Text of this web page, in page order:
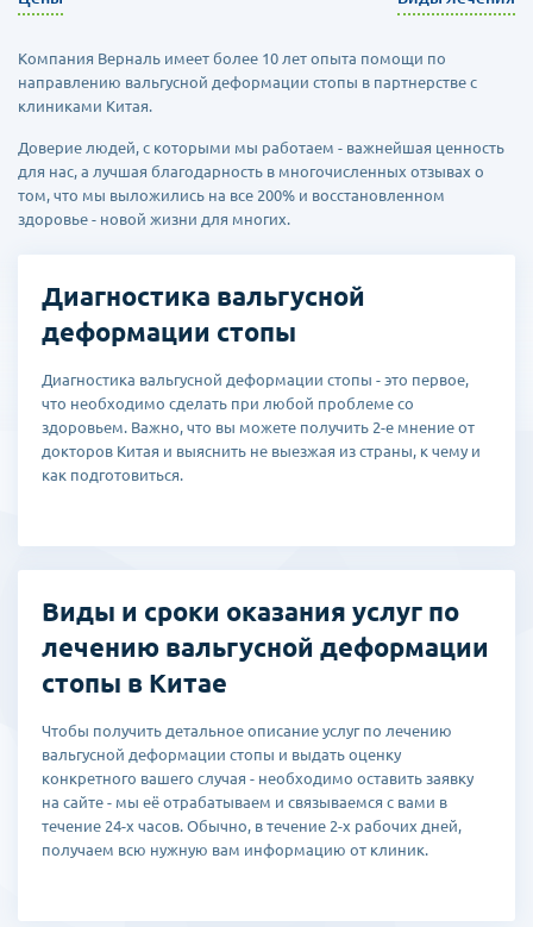
Компания Верналь имеет более 10 лет опыта помощи по
направлению вальгусной деформации стопы в партнерстве с
клиниками Китая.
Доверие людей, с которыми мы работаем - важнейшая ценность
для нас, а лучшая благодарность в многочисленных отзывах о
том, что мы выложились на все 200% и восстановленном
здоровье - новой жизни для многих.
Диагностика вальгусной
деформации стопы
Диагностика вальгусной деформации стопы - это первое,
что необходимо сделать при любой проблеме со
здоровьем. Важно, что вы можете получить 2-е мнение от
докторов Китая и выяснить не выезжая из страны, к чему и
как подготовиться.
Виды и сроки оказания услуг по
лечению вальгусной деформации
стопы в Китае
Чтобы получить детальное описание услуг по лечению
вальгусной деформации стопы и выдать оценку
конкретного вашего случая - необходимо оставить заявку
на сайте - мы её отрабатываем и связываемся с вами в
течение 24-х часов. Обычно, в течение 2-х рабочих дней,
получаем всю нужную вам информацию от клиник.